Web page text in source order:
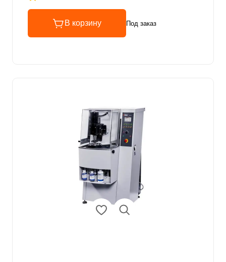
В корзину Под заказ